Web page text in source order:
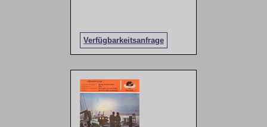
Verfügbarkeitsanfrage